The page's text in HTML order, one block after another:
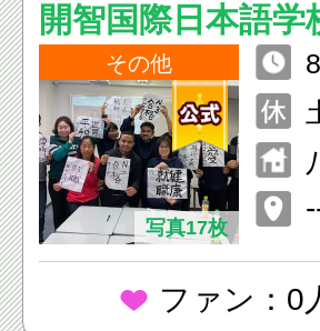
開智国際日本語学
その他
写真17枚
ファン：0